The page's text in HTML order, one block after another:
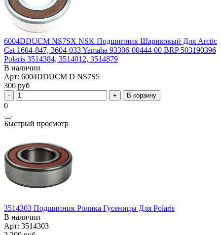
6004DDUCM NS7SX NSK Подшипник Шариковый Для Arctic
Cat 1604-847, 3604-033 Yamaha 93306-00444-00 BRP 503190396
Polaris 3514384, 3514012, 3514879
В наличии
Арт: 6004DDUCM D NS7S5
300 руб
В корзину
0
Быстрый просмотр
3514303 Подшипник Ролика Гусеницы Для Polaris
В наличии
Арт: 3514303